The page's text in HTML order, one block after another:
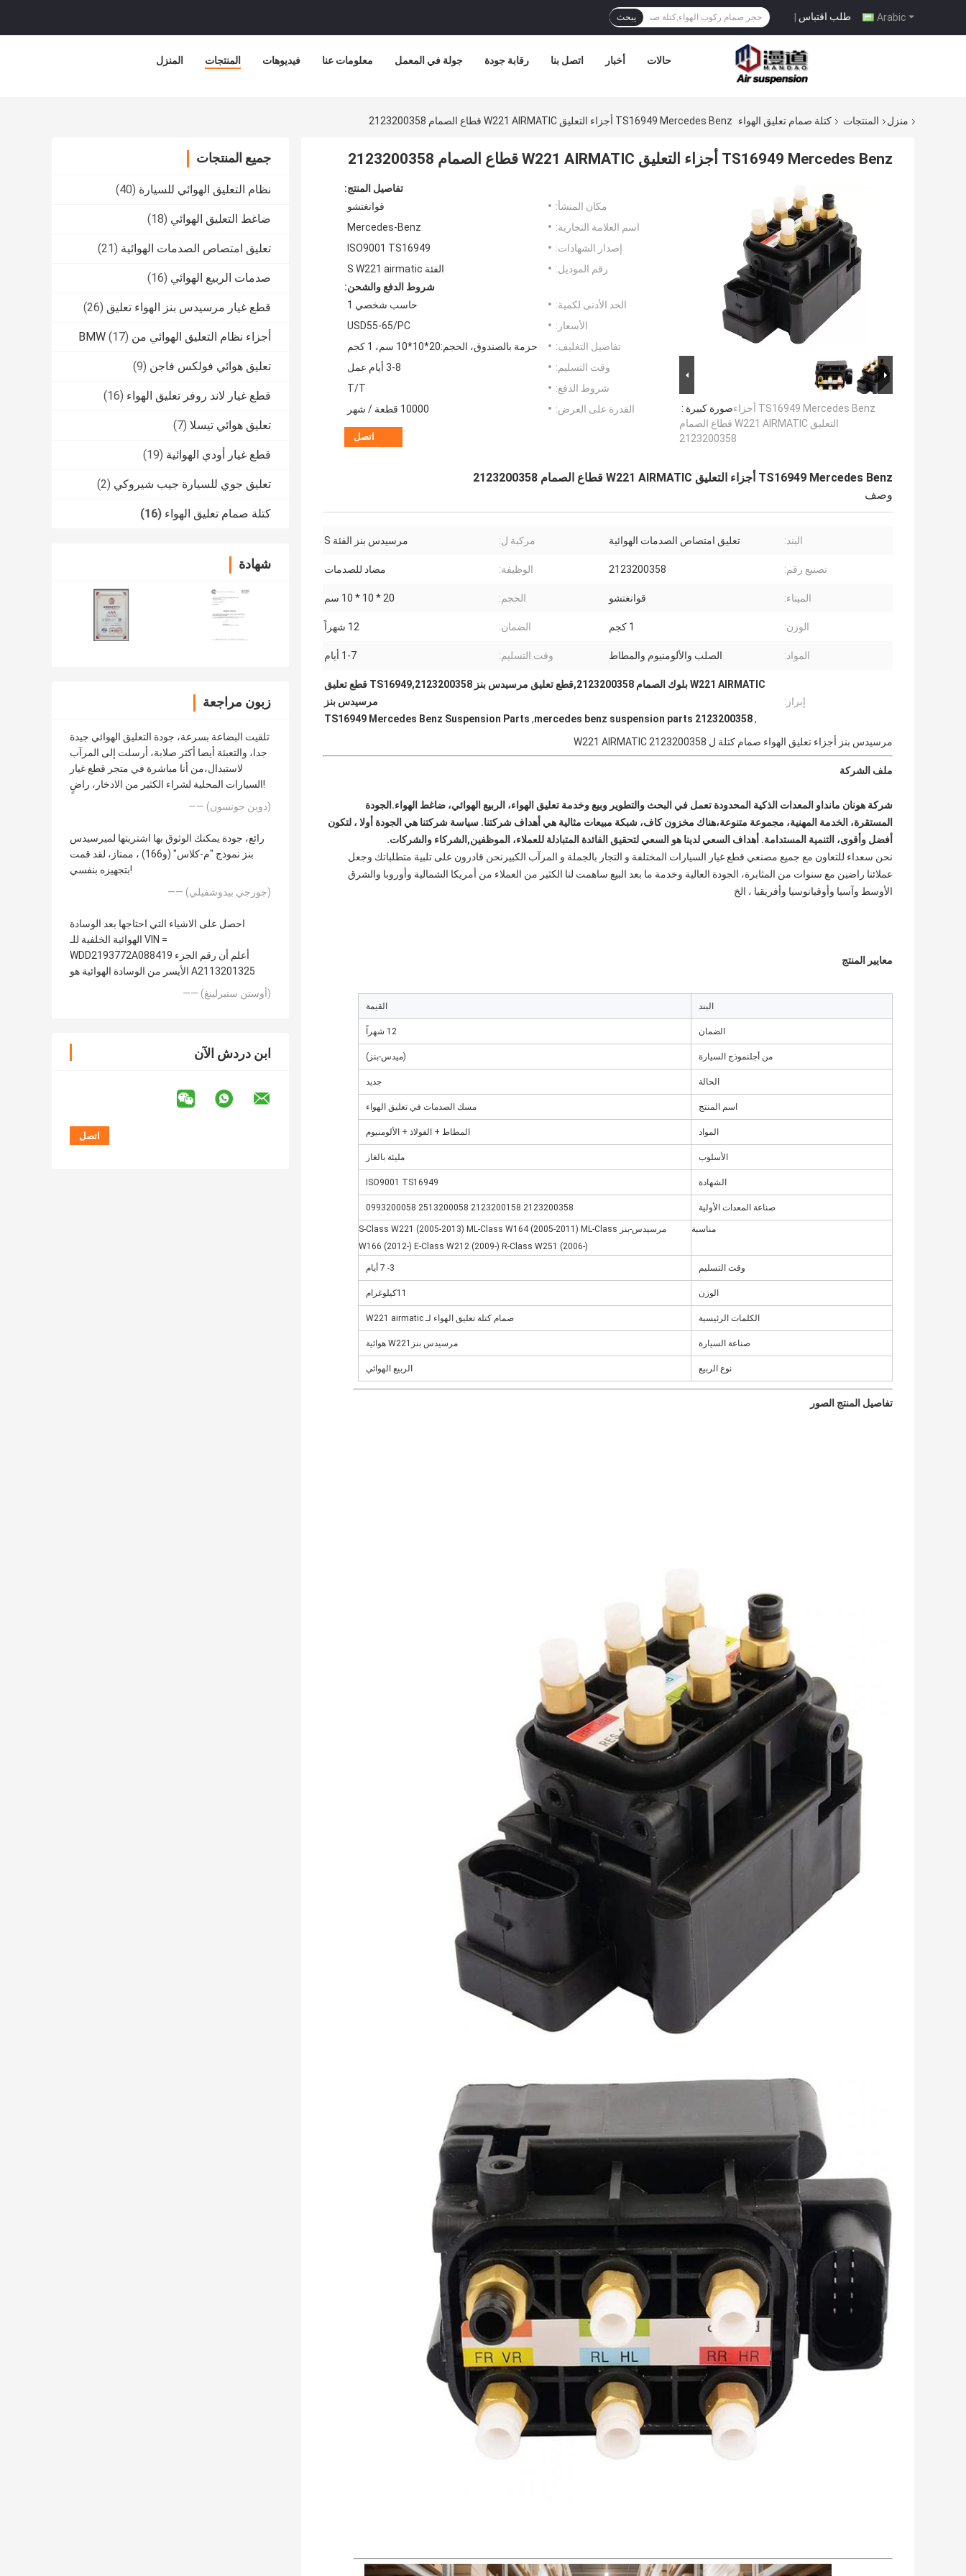
Arabic طلب اقتباس | يبحث
المنزل المنتجات فيديوهات معلومات عنا جولة في المعمل رقابة جودة اتصل بنا أخبار حالات
منزل المنتجات كتلة صمام تعليق الهواء TS16949 Mercedes Benz أجزاء التعليق W221 AIRMATIC قطاع الصمام 2123200358
جميع المنتجات
نظام التعليق الهوائي للسيارة (40)
ضاغط التعليق الهوائي (18)
تعليق امتصاص الصدمات الهوائية (21)
صدمات الربيع الهوائي (16)
قطع غيار مرسيدس بنز الهواء تعليق (26)
أجزاء نظام التعليق الهوائي من BMW (17)
تعليق هوائي فولكس فاجن (9)
قطع غيار لاند روفر تعليق الهواء (16)
تعليق هوائي تيسلا (7)
قطع غيار أودي الهوائية (19)
تعليق جوي للسيارة جيب شيروكي (2)
كتلة صمام تعليق الهواء (16)
شهادة
زبون مراجعة
تلقيت البضاعة بسرعة، جودة التعليق الهوائي جيدة
جدا، والتعبئة أيضا أكثر صلابة، أرسلت إلى المرآب
لاستبدال،من أنا مباشرة في متجر قطع غيار
السيارات المحلية لشراء الكثير من الادخار، راضٍ!
—— (دوين جونسون)
رائع، جودة يمكنك الوثوق بها اشتريتها لميرسيدس
بنز نموذج "م-كلاس" (و166) ، ممتاز، لقد قمت
بتجهيزه بنفسي!
—— (جورجي بيدوشفيلي)
احصل على الاشياء التي احتاجها بعد الوسادة
الهوائية الخلفية للـ VIN =
WDD2193772A088419 أعلم أن رقم الجزء
الأيسر من الوسادة الهوائية هو A2113201325
—— (أوستن ستيرلينغ)
ابن دردش الآن
TS16949 Mercedes Benz أجزاء التعليق W221 AIRMATIC قطاع الصمام 2123200358
صورة كبيرة :TS16949 Mercedes Benz أجزاء
التعليق W221 AIRMATIC قطاع الصمام
2123200358
تفاصيل المنتج:
مكان المنشأ:
قوانغتشو
اسم العلامة التجارية:
Mercedes-Benz
إصدار الشهادات:
ISO9001 TS16949
رقم الموديل:
الفئة S W221 airmatic
شروط الدفع والشحن:
الحد الأدنى لكمية:
حاسب شخصي 1
الأسعار:
USD55-65/PC
تفاصيل التغليف:
حزمة بالصندوق، الحجم:20*10*10 سم، 1 كجم
وقت التسليم:
3-8 أيام عمل
شروط الدفع:
T/T
القدرة على العرض:
10000 قطعة / شهر
اتصل
TS16949 Mercedes Benz أجزاء التعليق W221 AIRMATIC قطاع الصمام 2123200358
وصف
البند: تعليق امتصاص الصدمات الهوائية مركبة ل: مرسيدس بنز الفئة S
تصنيع رقم: 2123200358 الوظيفة: مضاد للصدمات
الميناء: قوانغتشو الحجم: 20 * 10 * 10 سم
الوزن: 1 كجم الضمان: 12 شهراً
المواد: الصلب والألومنيوم والمطاط وقت التسليم: 1-7 أيام
إبراز:
W221 AIRMATIC بلوك الصمام 2123200358,قطع تعليق مرسيدس بنز 2123200358,TS16949 قطع تعليق
مرسيدس بنز
,
mercedes benz suspension parts 2123200358
,
TS16949 Mercedes Benz Suspension Parts
مرسيدس بنز أجزاء تعليق الهواء صمام كتلة ل W221 AIRMATIC 2123200358
ملف الشركة
أفضل وأقوى، التنمية المستدامة. أهداف السعي لدينا هو السعي لتحقيق الفائدة المتبادلة للعملاء، الموظفين,الشركاء والشركات.
الأوسط وآسيا وأوقيانوسيا وأفريقيا ، الخ
معايير المنتج
البند القيمة
الضمان 12 شهراً
من أجلنموذج السيارة (ميدس-بنز)
الحالة جديد
اسم المنتج مسك الصدمات في تعليق الهواء
المواد المطاط + الفولاذ + الألومنيوم
الأسلوب مليئة بالغاز
الشهادة ISO9001 TS16949
صناعة المعدات الأولية 2123200358 2123200158 2513200058 0993200058
مناسبة
مرسيدس-بنز S-Class W221 (2005-2013) ML-Class W164 (2005-2011) ML-Class
W166 (2012-) E-Class W212 (2009-) R-Class W251 (2006-)
وقت التسليم 3- 7 أيام
الوزن 11كيلوغرام
الكلمات الرئيسية صمام كتلة تعليق الهواء لـ W221 airmatic
صناعة السيارة مرسيدس بنز W221 هوائية
نوع الربيع الربيع الهوائي
تفاصيل المنتج الصور